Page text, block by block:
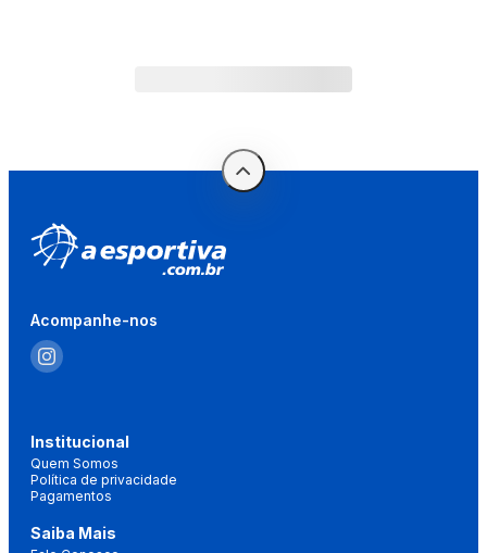
Acompanhe-nos
Institucional
Quem Somos
Política de privacidade
Pagamentos
Saiba Mais